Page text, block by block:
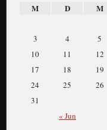
M D M
« Jun
3
4 5
10
11 12
17
18 19
24
25 26
31